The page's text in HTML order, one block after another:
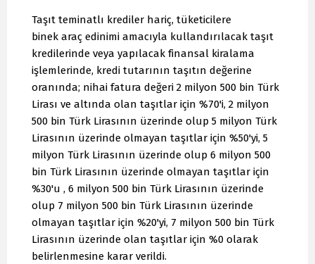
Taşıt teminatlı krediler hariç, tüketicilere
binek araç edinimi amacıyla kullandırılacak taşıt
kredilerinde veya yapılacak finansal kiralama
işlemlerinde, kredi tutarının taşıtın değerine
oranında; nihai fatura değeri 2 milyon 500 bin Türk
Lirası ve altında olan taşıtlar için %70'i, 2 milyon
500 bin Türk Lirasının üzerinde olup 5 milyon Türk
Lirasının üzerinde olmayan taşıtlar için %50'yi, 5
milyon Türk Lirasının üzerinde olup 6 milyon 500
bin Türk Lirasının üzerinde olmayan taşıtlar için
%30'u , 6 milyon 500 bin Türk Lirasının üzerinde
olup 7 milyon 500 bin Türk Lirasının üzerinde
olmayan taşıtlar için %20'yi, 7 milyon 500 bin Türk
Lirasının üzerinde olan taşıtlar için %0 olarak
belirlenmesine karar verildi.